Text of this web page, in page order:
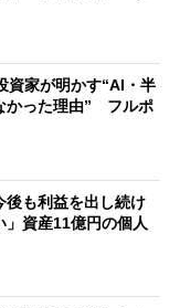
資家が明かす“AI・半
かった理由” フルポ
後も利益を出し続け
」資産11億円の個人